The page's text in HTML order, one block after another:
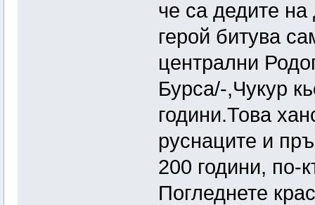
че са дедите
герой битува
централни
Бурса/-,Чукур
години.Това
руснаците и
200 години, по-
Погледнете